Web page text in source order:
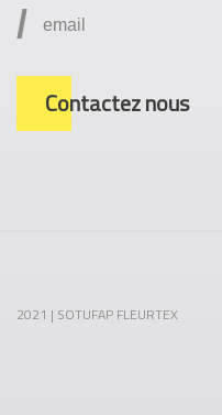
/
Contactez nous
2021 | SOTUFAP FLEURTEX